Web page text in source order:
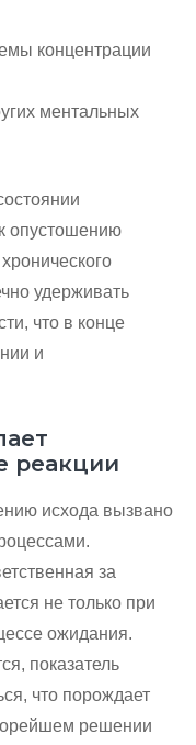
концентрации
ментальных
опустошению
удерживать
что в конце
и
реакции
исхода вызвано
за
не только при
ожидания.
показатель
что порождает
решении